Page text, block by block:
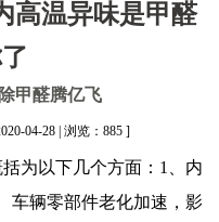
高温异味是甲醛
甲醛腾亿飞
04-28 | 浏览：885 ]
为以下几个方面：1、内
车辆零部件老化加速，影